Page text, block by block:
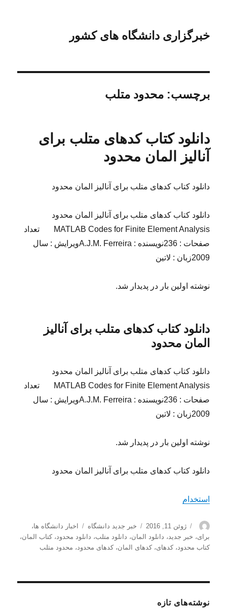
خبرگزاری دانشگاه های کشور
برچسب:محدود متلب
دانلود کتاب کدهای متلب برای
آنالیز المان محدود
دانلود کتاب کدهای متلب برای آنالیز المان محدود
دانلود کتاب کدهای متلب برای آنالیز المان محدود
MATLAB Codes for Finite Element Analysis تعداد
صفحات : 236نویسنده : A.J.M. Ferreiraویرایش : سال
2009زبان : لاتین
نوشته اولین بار در پدیدار شد.
دانلود کتاب کدهای متلب برای آنالیز
المان محدود
دانلود کتاب کدهای متلب برای آنالیز المان محدود
MATLAB Codes for Finite Element Analysis تعداد
صفحات : 236نویسنده : A.J.M. Ferreiraویرایش : سال
2009زبان : لاتین
نوشته اولین بار در پدیدار شد.
دانلود کتاب کدهای متلب برای آنالیز المان محدود
استخدام
نویسنده
ارسال
شده
در
ژوئن 11, 2016 دسته‌ها
خبر جدید دانشگاه برچسب‌ها
اخبار دانشگاه ها،
برای، خبر جدید، دانلود المان، دانلود متلب، دانلود محدود،کتاب المان،
کتاب محدود،کدهای،کدهای المان،کدهای محدود، محدود متلب
نوشته‌های تازه